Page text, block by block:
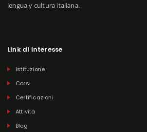
lengua y cultura italiana.
Link di interesse
Istituzione
Corsi
Certificazioni
Attività
Blog